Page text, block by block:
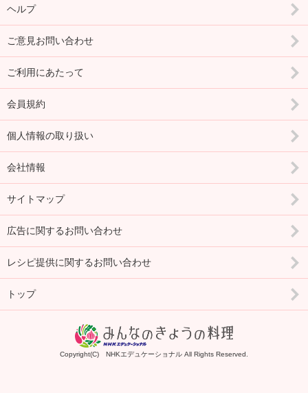
ヘルプ
ご意見お問い合わせ
ご利用にあたって
会員規約
個人情報の取り扱い
会社情報
サイトマップ
広告に関するお問い合わせ
レシピ提供に関するお問い合わせ
トップ
Copyright(C) NHKエデュケーショナル All Rights Reserved.